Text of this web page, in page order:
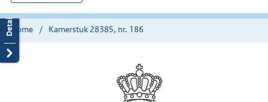
hier:
Home Kamerstuk 28385, nr. 186